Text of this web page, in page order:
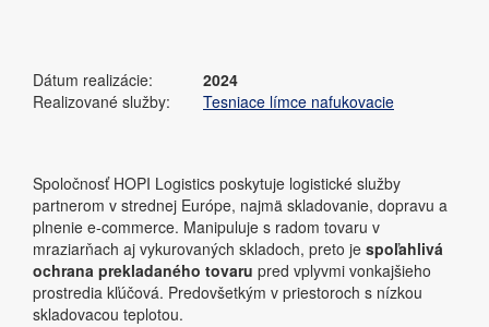
Dátum realizácie:
2024
Realizované služby:
Tesniace límce nafukovacie
Spoločnosť HOPI Logistics poskytuje logistické služby
partnerom v strednej Európe, najmä skladovanie, dopravu a
plnenie e-commerce. Manipuluje s radom tovaru v
mraziarňach aj vykurovaných skladoch, preto je spoľahlivá
ochrana prekladaného tovaru pred vplyvmi vonkajšieho
prostredia kľúčová. Predovšetkým v priestoroch s nízkou
skladovacou teplotou.